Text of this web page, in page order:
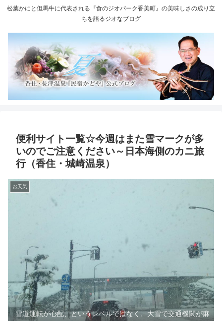
松葉かにと但馬牛に代表される『食のジオパーク香美町』の美味しさの成り立
ちを語るジオなブログ
便利サイト一覧☆今週はまた雪マークが多
いのでご注意ください～日本海側のカニ旅
行（香住・城崎温泉）
お天気
雪道運転が心配、というレベルではなく、大雪で交通機関が麻